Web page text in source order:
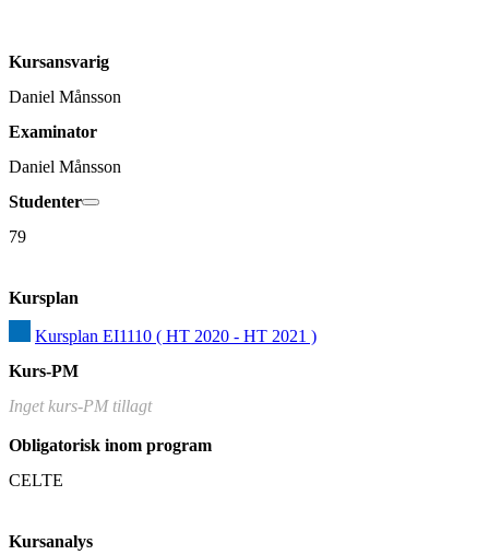
Kursansvarig
Daniel Månsson
Examinator
Daniel Månsson
Studenter
79
Kursplan
Kursplan EI1110 ( HT 2020 - HT 2021 )
Kurs-PM
Inget kurs-PM tillagt
Obligatorisk inom program
CELTE
Kursanalys